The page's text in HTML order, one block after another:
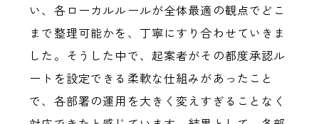
い、各ローカルルールが全体最適の観点でどこ
まで整理可能かを、丁寧にすり合わせていきま
した。そうした中で、起案者がその都度承認ル
ートを設定できる柔軟な仕組みがあったこと
で、各部署の運用を大きく変えすぎることなく